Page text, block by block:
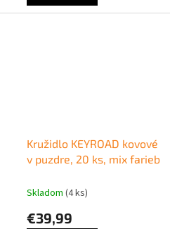
Kružidlo KEYROAD kovové
v puzdre, 20 ks, mix farieb
Skladom (4 ks)
€39,99